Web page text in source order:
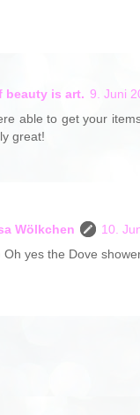
beauty is art. 9. Juni
able to get your
great!
Wölkchen
10.
yes the Dove